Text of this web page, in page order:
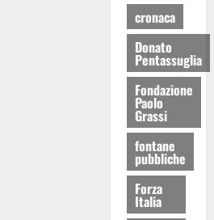
cronaca
Donato
Pentassuglia
Fondazione
Paolo
Grassi
fontane
pubbliche
Forza
Italia